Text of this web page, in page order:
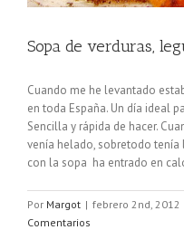
Sopa de verduras,
Cuando me he levantado
en toda España. Un día ideal
Sencilla y rápida de hacer.
venía helado, sobretodo tenía
con la sopa ha entrado en
Por Margot | febrero 2nd, 2012
Comentarios